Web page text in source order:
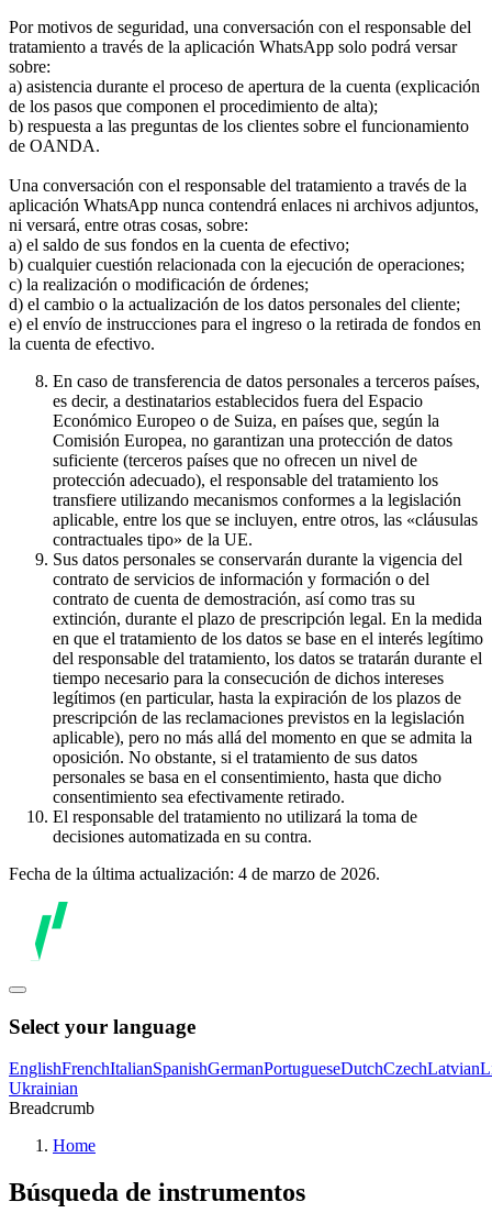
Por motivos de seguridad, una conversación con el responsable del
tratamiento a través de la aplicación WhatsApp solo podrá versar
sobre:
a) asistencia durante el proceso de apertura de la cuenta (explicación
de los pasos que componen el procedimiento de alta);
b) respuesta a las preguntas de los clientes sobre el funcionamiento
de OANDA.
Una conversación con el responsable del tratamiento a través de la
aplicación WhatsApp nunca contendrá enlaces ni archivos adjuntos,
ni versará, entre otras cosas, sobre:
a) el saldo de sus fondos en la cuenta de efectivo;
b) cualquier cuestión relacionada con la ejecución de operaciones;
c) la realización o modificación de órdenes;
d) el cambio o la actualización de los datos personales del cliente;
e) el envío de instrucciones para el ingreso o la retirada de fondos en
la cuenta de efectivo.
En caso de transferencia de datos personales a terceros países,
es decir, a destinatarios establecidos fuera del Espacio
Económico Europeo o de Suiza, en países que, según la
Comisión Europea, no garantizan una protección de datos
suficiente (terceros países que no ofrecen un nivel de
protección adecuado), el responsable del tratamiento los
transfiere utilizando mecanismos conformes a la legislación
aplicable, entre los que se incluyen, entre otros, las «cláusulas
contractuales tipo» de la UE.
Sus datos personales se conservarán durante la vigencia del
contrato de servicios de información y formación o del
contrato de cuenta de demostración, así como tras su
extinción, durante el plazo de prescripción legal. En la medida
en que el tratamiento de los datos se base en el interés legítimo
del responsable del tratamiento, los datos se tratarán durante el
tiempo necesario para la consecución de dichos intereses
legítimos (en particular, hasta la expiración de los plazos de
prescripción de las reclamaciones previstos en la legislación
aplicable), pero no más allá del momento en que se admita la
oposición. No obstante, si el tratamiento de sus datos
personales se basa en el consentimiento, hasta que dicho
consentimiento sea efectivamente retirado.
El responsable del tratamiento no utilizará la toma de
decisiones automatizada en su contra.
Fecha de la última actualización: 4 de marzo de 2026.
Select your language
EnglishFrenchItalianSpanishGermanPortugueseDutchCzechLatvian
Ukrainian
Breadcrumb
Home
Búsqueda de instrumentos